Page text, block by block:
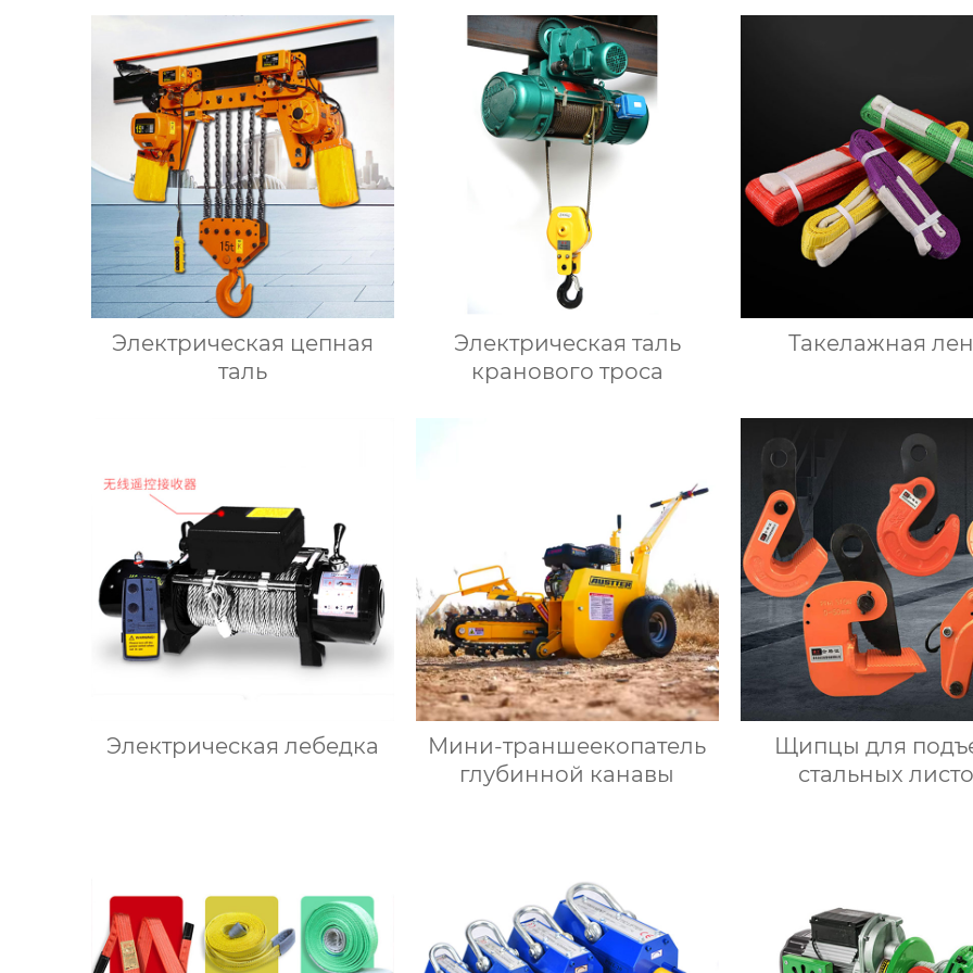
Электрическая цепная
таль
Электрическая таль
кранового троса
Такелажная
Электрическая лебедка
Мини-траншеекопатель
глубинной канавы
Щипцы для
стальных